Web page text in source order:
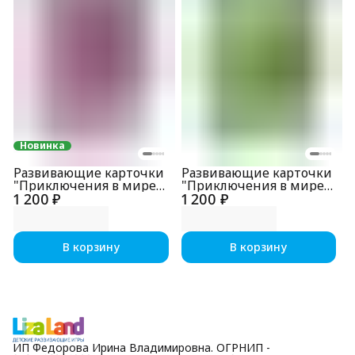
Новинка
1 200 ₽
Развивающие карточки
"Приключения в мире
эмоций. Для девочек"
В корзину
1 200 ₽
Развивающие карточки
"Приключения в мире
эмоций. Для
мальчиков"
В корзину
ИП Федорова Ирина Владимировна. ОГРНИП -